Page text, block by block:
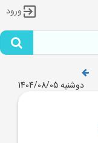
ورود
دوشنبه 1404/08/05